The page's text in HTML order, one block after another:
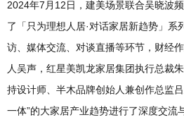
2024年7月12日，建美场景联合吴晓波
了「只为理想人居·对话家居新趋势」系
访、媒体交流、对谈直播等环节，财经
人吴声，红星美凯龙家居集团执行总裁
持设计师、半木品牌创始人兼创作总监
一体”的大家居产业趋势进行了深度交流